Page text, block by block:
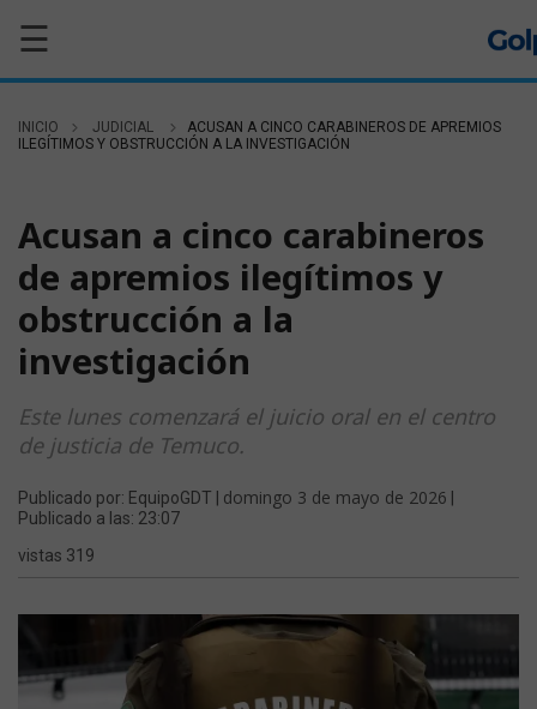
☰
INICIO JUDICIAL
ACUSAN A CINCO CARABINEROS DE APREMIOS
ILEGÍTIMOS Y OBSTRUCCIÓN A LA INVESTIGACIÓN
Acusan a cinco carabineros
de apremios ilegítimos y
obstrucción a la
investigación
Este lunes comenzará el juicio oral en el centro
de justicia de Temuco.
Publicado por: EquipoGDT | domingo 3 de mayo de 2026
Publicado a las: 23:07
vistas 319